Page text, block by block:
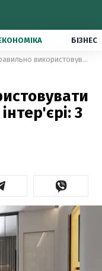
БІЗНЕС
Як правильно використовувати трендові прийоми в інтер'єрі: 3 підказки
3